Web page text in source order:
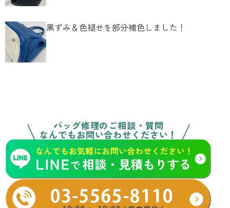
黒ずみ＆色褪せを部分補色しました！
バッグ修理のご相談・質問
なんでもお問い合わせください！